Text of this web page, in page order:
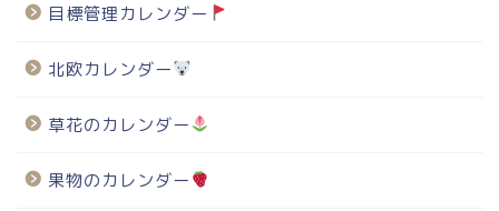
目標管理カレンダー
北欧カレンダー
草花のカレンダー
果物のカレンダー